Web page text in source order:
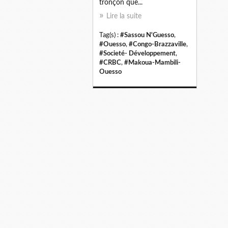
tronçon que...
Lire la suite
Tag(s) : #Sassou N'Guesso,
#Ouesso, #Congo-Brazzaville,
#Societé- Développement,
#CRBC, #Makoua-Mambili-
Ouesso